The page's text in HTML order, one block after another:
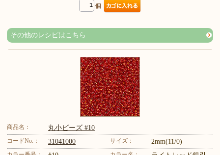
個
その他のレシピはこちら
商品名： 丸小ビーズ #10
コードNo.： 31041000 サイズ： 2mm(11/0)